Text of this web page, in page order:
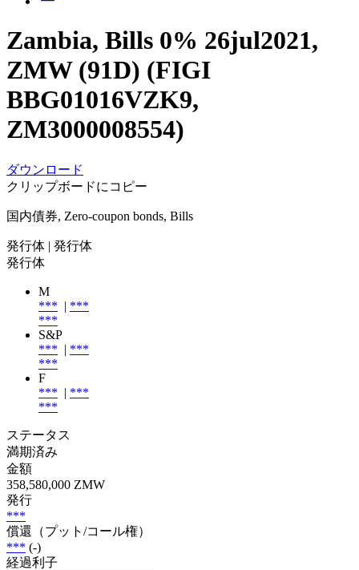
Zambia, Bills 0% 26jul2021,
ZMW (91D) (FIGI
BBG01016VZK9,
ZM3000008554)
ダウンロード
クリップボードにコピー
国内債券, Zero-coupon bonds, Bills
発行体 | 発行体
発行体
M
*** | ***
***
S&P
*** | ***
***
F
*** | ***
***
ステータス
満期済み
金額
358,580,000 ZMW
発行
***
償還（プット/コール権）
*** (-)
経過利子